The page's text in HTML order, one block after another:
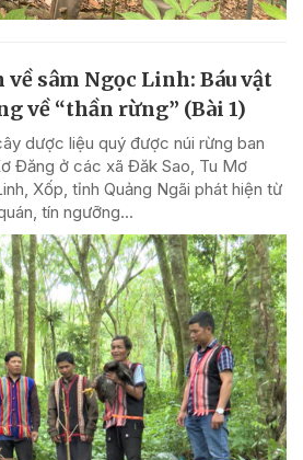
sâm Ngọc Linh: Báu vật
về “thần rừng” (Bài 1)
dược liệu quý được núi rừng ban
Đăng ở các xã Đăk Sao, Tu Mơ
Xốp, tỉnh Quảng Ngãi phát hiện từ
tín ngưỡng...